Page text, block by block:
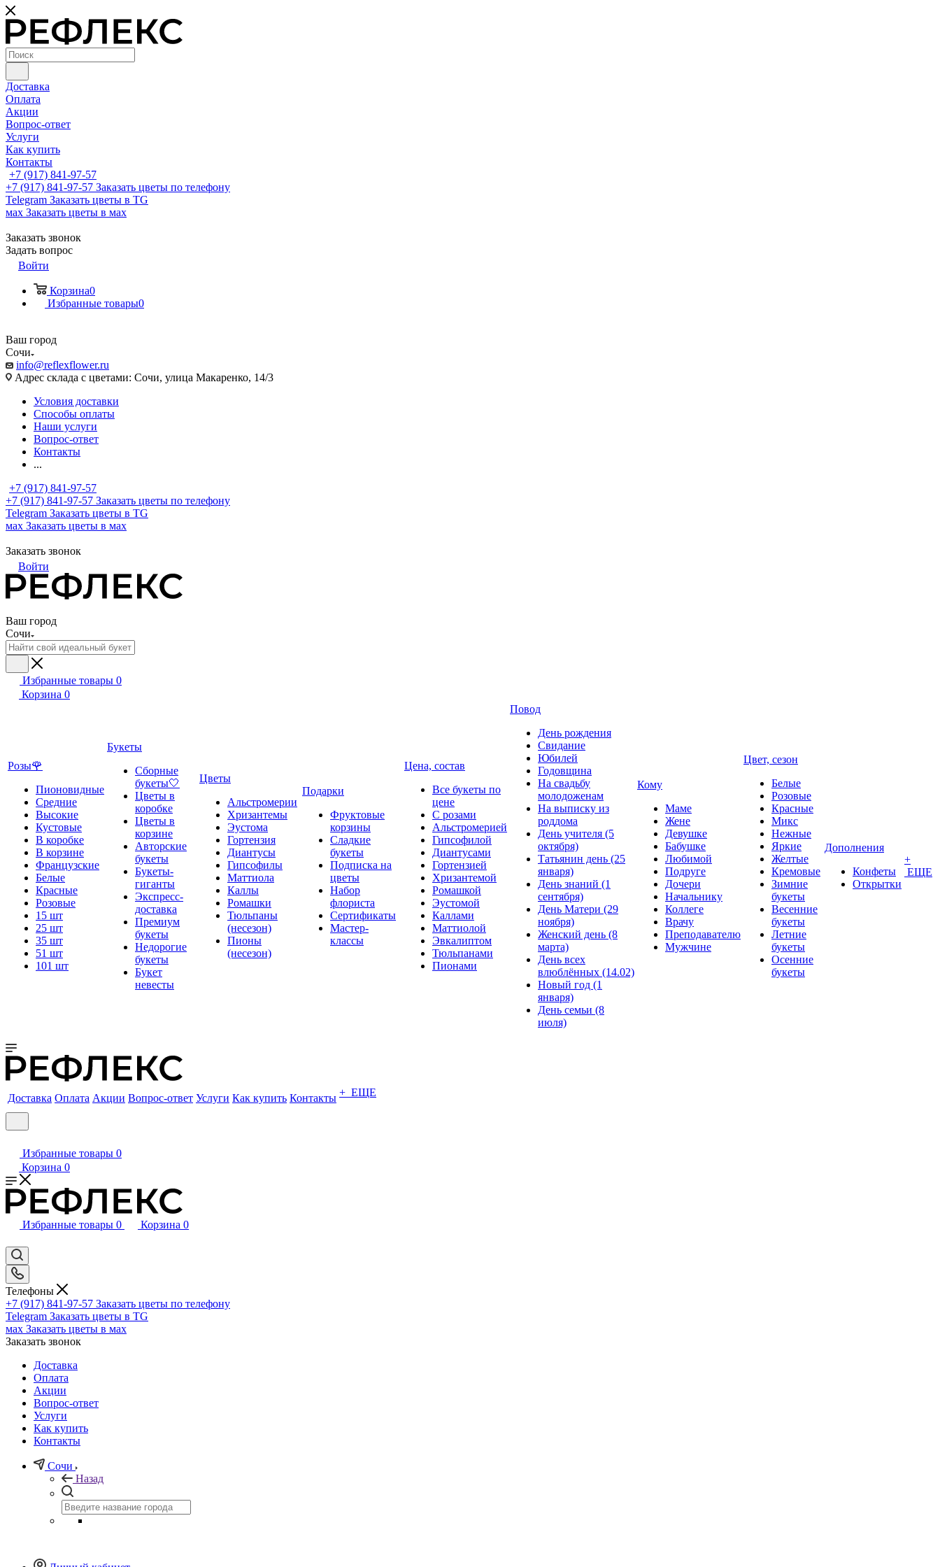
Доставка
Оплата
Акции
Вопрос-ответ
Услуги
Как купить
Контакты
+7 (917) 841-97-57
+7 (917) 841-97-57 Заказать цветы по телефону
Telegram Заказать цветы в TG
мах Заказать цветы в мах
Заказать звонок
Задать вопрос
Войти
Корзина0
Избранные товары0
Ваш город
Сочи
info@reflexflower.ru
Адрес склада с цветами: Сочи, улица Макаренко, 14/3
Условия доставки
Способы оплаты
Наши услуги
Вопрос-ответ
Контакты
...
+7 (917) 841-97-57
+7 (917) 841-97-57 Заказать цветы по телефону
Telegram Заказать цветы в TG
мах Заказать цветы в мах
Заказать звонок
Войти
Ваш город
Сочи
Избранные товары 0
Корзина 0
Розы🌹
Пионовидные
Средние
Высокие
Кустовые
В коробке
В корзине
Французские
Белые
Красные
Розовые
15 шт
25 шт
35 шт
51 шт
101 шт
Букеты
Сборные
букеты🤍
Цветы в
коробке
Цветы в
корзине
Авторские
букеты
Букеты-
гиганты
Экспресс-
доставка
Премиум
букеты
Недорогие
букеты
Букет
невесты
Цветы
Альстромерии
Хризантемы
Эустома
Гортензия
Диантусы
Гипсофилы
Маттиола
Каллы
Ромашки
Тюльпаны
(несезон)
Пионы
(несезон)
Подарки
Фруктовые
корзины
Сладкие
букеты
Подписка на
цветы
Набор
флориста
Сертификаты
Мастер-
классы
Цена, состав
Все букеты по
цене
С розами
Альстромерией
Гипсофилой
Диантусами
Гортензией
Хризантемой
Ромашкой
Эустомой
Каллами
Маттиолой
Эвкалиптом
Тюльпанами
Пионами
Повод
День рождения
Свидание
Юбилей
Годовщина
На свадьбу
молодоженам
На выписку из
роддома
День учителя (5
октября)
Татьянин день (25
января)
День знаний (1
сентября)
День Матери (29
ноября)
Женский день (8
марта)
День всех
влюблённых (14.02)
Новый год (1
января)
День семьи (8
июля)
Кому
Маме
Жене
Девушке
Бабушке
Любимой
Подруге
Дочери
Начальнику
Коллеге
Врачу
Преподавателю
Мужчине
Цвет, сезон
Белые
Розовые
Красные
Микс
Нежные
Яркие
Желтые
Кремовые
Зимние
букеты
Весенние
букеты
Летние
букеты
Осенние
букеты
Дополнения
Конфеты
Открытки
+
ЕЩЕ
Доставка Оплата Акции Вопрос-ответ Услуги Как купить Контакты + ЕЩЕ
Избранные товары 0
Корзина 0
Избранные товары 0 Корзина 0
Телефоны
+7 (917) 841-97-57 Заказать цветы по телефону
Telegram Заказать цветы в TG
мах Заказать цветы в мах
Заказать звонок
Доставка
Оплата
Акции
Вопрос-ответ
Услуги
Как купить
Контакты
Сочи
Назад